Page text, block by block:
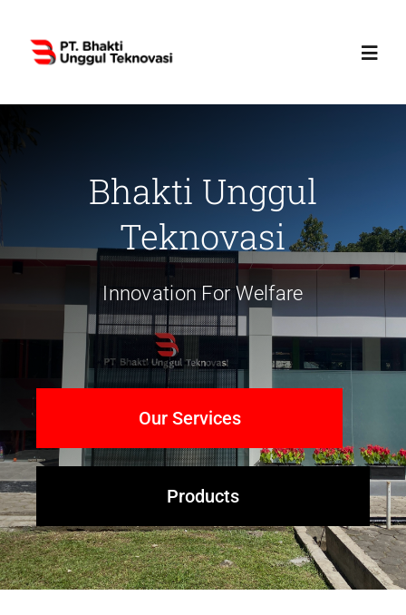
content
Services
News
Bhakti Unggul
Teknovasi
Innovation For Welfare
Our Services
Products